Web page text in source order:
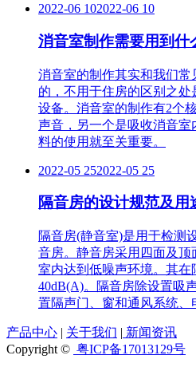
2022-06 102022-06 10
消音室制作需要用到什
消音室的制作其实和我们
的，不用于住房的区别之
设备。消音室的制作有2个
声音，另一个是吸收消音
料的使用就至关重要。
2022-05 252022-05 25
隔音房的设计规范及用
隔音房(静音室)是用于检测
音房。静音房采用四面及
室内达到低噪声环境。其
40dB(A)。隔音房除设置吸
置隔声门、窗和通风系统、
产品中心 | 关于我们 | 新闻资讯
Copyright © 粤ICP备17013129号